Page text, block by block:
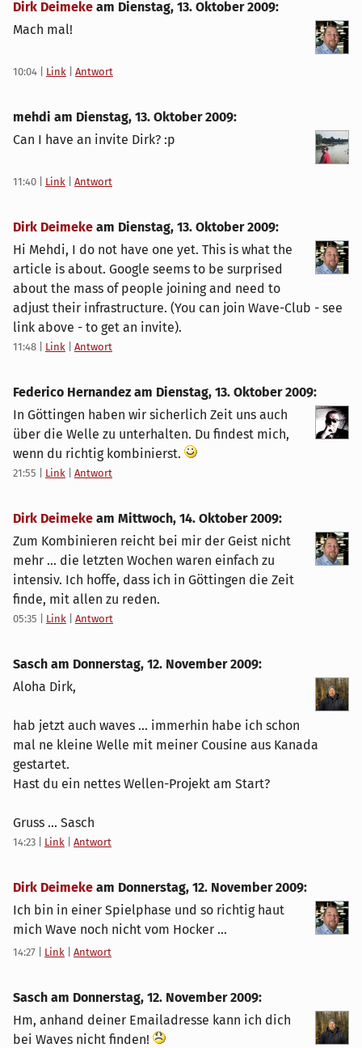
Dirk Deimeke am Dienstag, 13. Oktober 2009:
Mach mal!
10:04 Link Antwort
mehdi am Dienstag, 13. Oktober 2009:
Can I have an invite Dirk? :p
11:40 Link Antwort
Dirk Deimeke am Dienstag, 13. Oktober 2009:
Hi Mehdi, I do not have one yet. This is what the
article is about. Google seems to be surprised
about the mass of people joining and need to
adjust their infrastructure. (You can join Wave-Club - see
link above - to get an invite).
11:48 Link Antwort
Federico Hernandez am Dienstag, 13. Oktober 2009:
In Göttingen haben wir sicherlich Zeit uns auch
über die Welle zu unterhalten. Du findest mich,
wenn du richtig kombinierst.
21:55 Link Antwort
Dirk Deimeke am Mittwoch, 14. Oktober 2009:
Zum Kombinieren reicht bei mir der Geist nicht
mehr ... die letzten Wochen waren einfach zu
intensiv. Ich hoffe, dass ich in Göttingen die Zeit
finde, mit allen zu reden.
05:35 Link Antwort
Sasch am Donnerstag, 12. November 2009:
Aloha Dirk,
hab jetzt auch waves ... immerhin habe ich schon
mal ne kleine Welle mit meiner Cousine aus Kanada
gestartet.
Hast du ein nettes Wellen-Projekt am Start?
Gruss ... Sasch
14:23 Link Antwort
Dirk Deimeke am Donnerstag, 12. November 2009:
Ich bin in einer Spielphase und so richtig haut
mich Wave noch nicht vom Hocker ...
14:27 Link Antwort
Sasch am Donnerstag, 12. November 2009:
Hm, anhand deiner Emailadresse kann ich dich
bei Waves nicht finden!